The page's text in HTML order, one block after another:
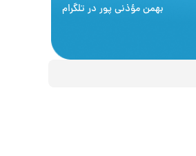
بهمن مؤذنی پور در تلگرام